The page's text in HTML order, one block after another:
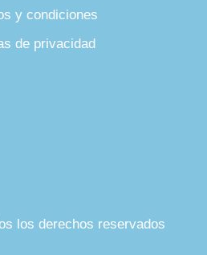
y condiciones
de privacidad
los derechos reservados